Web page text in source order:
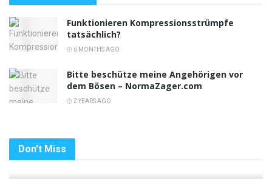
Funktionieren Kompressionsstrümpfe
tatsächlich?
6 MONTHS AGO
Bitte beschütze meine Angehörigen vor
dem Bösen – NormaZager.com
2 YEARS AGO
Don't Miss